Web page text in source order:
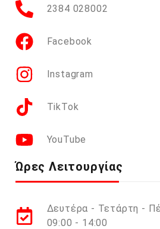
2384 028002
Facebook
Instagram
TikTok
YouTube
Ώρες Λειτουργίας
Δευτέρα - Τετάρτη -
09:00 - 14:00